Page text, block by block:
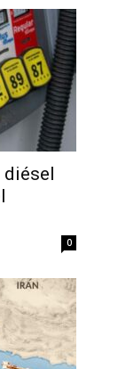
diésel
0